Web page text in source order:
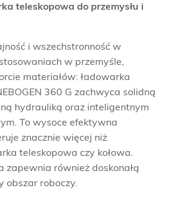
teleskopowa do przemysłu i
i wszechstronność w
w przemyśle,
materiałów: ładowarka
360 G zachwyca solidną
hydrauliką oraz inteligentnym
To wysoce efektywna
znacznie więcej niż
teleskopowa czy kołowa.
zapewnia również doskonałą
obszar roboczy.